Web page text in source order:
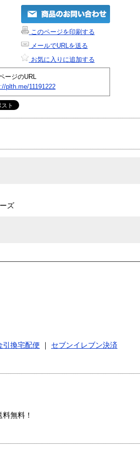
このページを印刷する
メールでURLを送る
お気に入りに追加する
ージのURL
plth.me/11191222
ズ
引換宅配便
セブンイレブン決済
無料！